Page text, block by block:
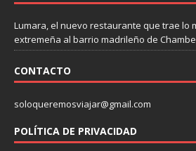
Lumara, el nuevo restaurante que trae lo
extremeña al barrio madrileño de
CONTACTO
soloqueremosviajar@gmail.com
POLÍTICA DE PRIVACIDAD